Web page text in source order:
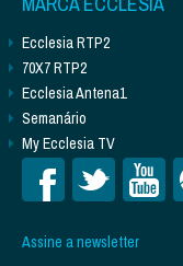
Ecclesia RTP2
70X7 RTP2
Ecclesia Antena1
Semanário
My Ecclesia TV
Assine a newsletter